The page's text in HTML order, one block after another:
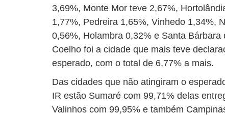
3,69%, Monte Mor teve 2,67%,
1,77%, Pedreira 1,65%, Vinhedo 1,34%,
0,56%, Holambra 0,32% e Santa Bárbara
Coelho foi a cidade que mais teve
esperado, com o total de 6,77% a mais.
Das cidades que não atingiram o
IR estão Sumaré com 99,71% delas
Valinhos com 99,95% e também